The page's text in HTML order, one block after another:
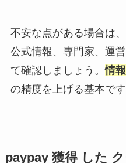
不安な点がある場合は
公式情報、専門家、運
て確認しましょう。情
の精度を上げる基本です
paypay 獲得 した